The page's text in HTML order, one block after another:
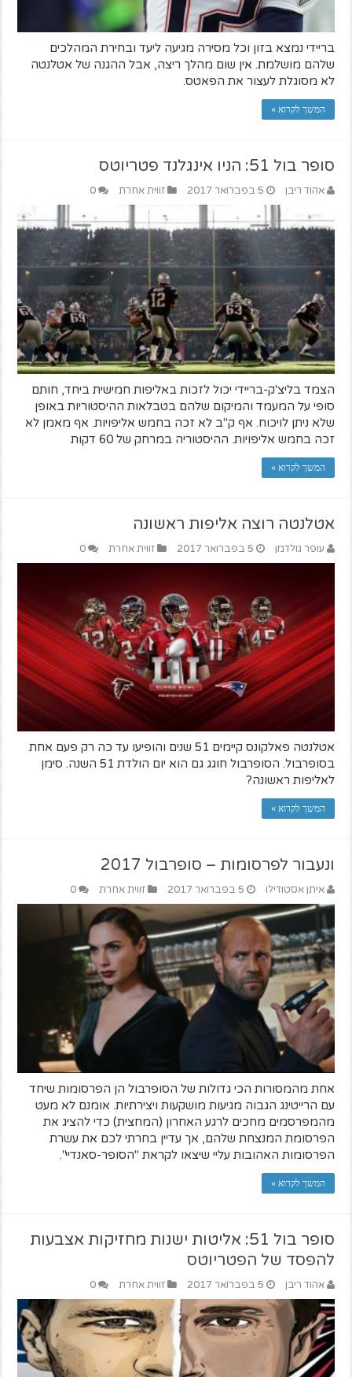
בריידי נמצא בזון וכל מסירה מגיעה ליעד ובחירת המהלכים
שלהם מושלמת. אין שום מהלך ריצה, אבל ההגנה של אטלנטה
לא מסוגלת לעצור את הפאטס.
המשך לקרוא »
סופר בול 51: הניו אינגלנד פטריוטס
אהוד ריבן 5 בפברואר 2017 זווית אחרת 0
הצמד בליצ'ק-בריידי יכול לזכות באליפות חמישית ביחד, חותם
סופי על המעמד והמיקום שלהם בטבלאות ההיסטוריות באופן
שלא ניתן לויכוח. אף ק"ב לא זכה בחמש אליפויות. אף מאמן לא
זכה בחמש אליפויות. ההיסטוריה במרחק של 60 דקות
המשך לקרוא »
אטלנטה רוצה אליפות ראשונה
עופר גולדמן 5 בפברואר 2017 זווית אחרת 0
אטלנטה פאלקונס קיימים 51 שנים והופיעו עד כה רק פעם אחת
בסופרבול. הסופרבול חוגג גם הוא יום הולדת 51 השנה. סימן
לאליפות ראשונה?
המשך לקרוא »
ונעבור לפרסומות – סופרבול 2017
איתן אסטודילו 5 בפברואר 2017 זווית אחרת 0
אחת מהמסורות הכי גדולות של הסופרבול הן הפרסומות שיחד
עם הרייטינג הגבוה מגיעות מושקעות ויצירתיות. אומנם לא מעט
מהמפרסמים מחכים לרגע האחרון (המחצית) כדי להציג את
הפרסומת המנצחת שלהם, אך עדיין בחרתי לכם את עשרת
הפרסומות האהובות עליי שיצאו לקראת "הסופר-סאנדיי".
המשך לקרוא »
סופר בול 51: אליטות ישנות מחזיקות אצבעות
להפסד של הפטריוטס
אהוד ריבן 5 בפברואר 2017 זווית אחרת 0